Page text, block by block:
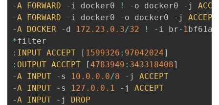
-A FORWARD - i docker0 ! - o docker0 - j
-A FORWARD - i docker0 - o docker0 - j ACCEPT
-A DOCKER - d 172.23 .0 .3/32 ! - i br- 1
*
: INPUT ACCEPT [ 1599326 : 97042024]
: OUTPUT ACCEPT [4783949 : 343318408]
-A INPUT - s 10.0 .0 .0/8 - j ACCEPT
-A INPUT - s 127.0 .0 .1 - j ACCEPT
-A INPUT - j DROP